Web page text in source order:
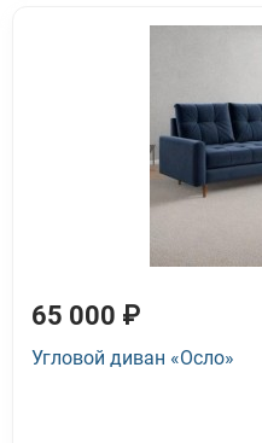
65 000 ₽
Угловой диван «Осло»